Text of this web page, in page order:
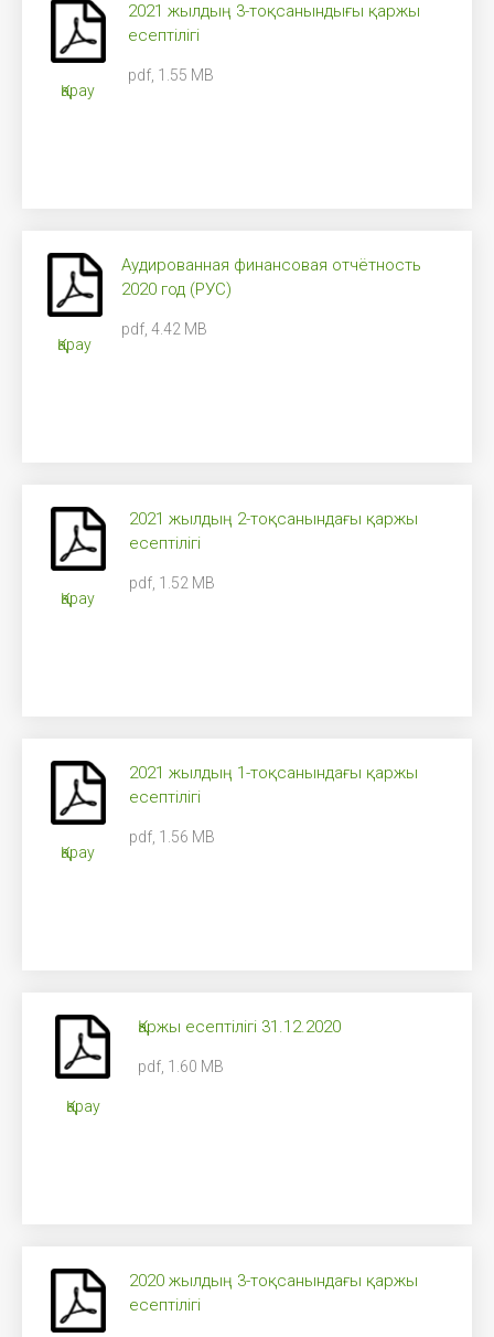
Қарау
2021 жылдың 3-тоқсанындығы қаржы
есептілігі
pdf, 1.55 MB
Қарау
Аудированная финансовая отчётность
2020 год (РУС)
pdf, 4.42 MB
Қарау
2021 жылдың 2-тоқсанындағы қаржы
есептілігі
pdf, 1.52 MB
Қарау
2021 жылдың 1-тоқсанындағы қаржы
есептілігі
pdf, 1.56 MB
Қарау
Қаржы есептілігі 31.12.2020
pdf, 1.60 MB
2020 жылдың 3-тоқсанындағы қаржы
есептілігі